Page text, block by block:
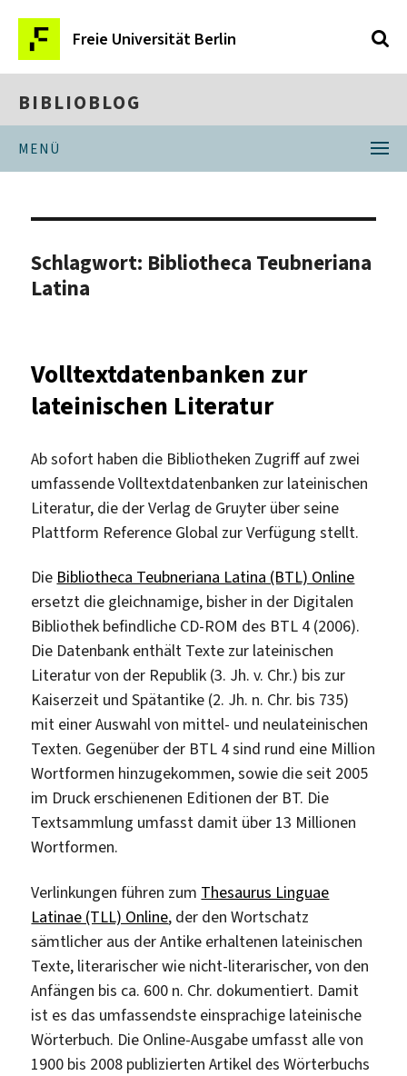
Freie Universität Berlin
BIBLIOBLOG
MENÜ
Schlagwort: Bibliotheca Teubneriana
Latina
Volltextdatenbanken zur
lateinischen Literatur
Ab sofort haben die Bibliotheken Zugriff auf zwei
umfassende Volltextdatenbanken zur lateinischen
Literatur, die der Verlag de Gruyter über seine
Plattform Reference Global zur Verfügung stellt.
Die Bibliotheca Teubneriana Latina (BTL) Online
ersetzt die gleichnamige, bisher in der Digitalen
Bibliothek befindliche CD-ROM des BTL 4 (2006).
Die Datenbank enthält Texte zur lateinischen
Literatur von der Republik (3. Jh. v. Chr.) bis zur
Kaiserzeit und Spätantike (2. Jh. n. Chr. bis 735)
mit einer Auswahl von mittel- und neulateinischen
Texten. Gegenüber der BTL 4 sind rund eine Million
Wortformen hinzugekommen, sowie die seit 2005
im Druck erschienenen Editionen der BT. Die
Textsammlung umfasst damit über 13 Millionen
Wortformen.
Verlinkungen führen zum Thesaurus Linguae
Latinae (TLL) Online, der den Wortschatz
sämtlicher aus der Antike erhaltenen lateinischen
Texte, literarischer wie nicht-literarischer, von den
Anfängen bis ca. 600 n. Chr. dokumentiert. Damit
ist es das umfassendste einsprachige lateinische
Wörterbuch. Die Online-Ausgabe umfasst alle von
1900 bis 2008 publizierten Artikel des Wörterbuchs